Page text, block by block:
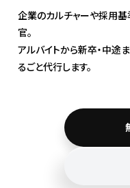
企業のカルチャーや採用
官。
アルバイトから新卒・中途
るごと代行します。